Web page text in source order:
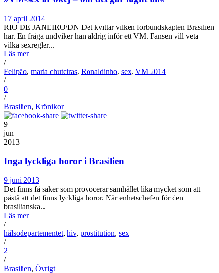
17 april 2014
RIO DE JANEIRO/DN Det kvittar vilken förbundskapten Brasilien
har. En fråga undviker han aldrig inför ett VM. Fansen vill veta
vilka sexregler...
Läs mer
/
Felipão, maria chuteiras, Ronaldinho, sex, VM 2014
/
0
/
Brasilien, Krönikor
9
jun
2013
Inga lyckliga horor i Brasilien
9 juni 2013
Det finns få saker som provocerar samhället lika mycket som att
påstå att det finns lyckliga horor. När enhetschefen för den
brasilianska...
Läs mer
/
hälsodepartementet, hiv, prostitution, sex
/
2
/
Brasilien, Övrigt